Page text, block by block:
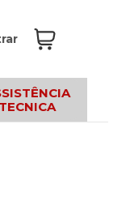
TECNICA